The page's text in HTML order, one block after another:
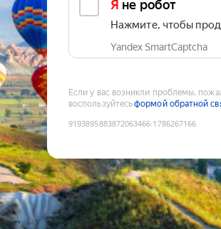
Я не робот
Нажмите, чтобы
Yandex SmartCaptcha
Если у вас возникли проблемы,
воспользуйтесьформой обратной
9193895883872063466:1786267166